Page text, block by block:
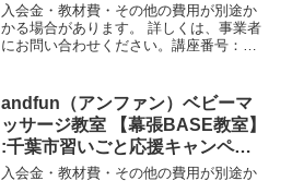
入会金・教材費・その他の費用が別途か
かる場合があります。 詳しくは、事業者
にお問い合わせください。講座番号：
2022/03/31定期試験の為、定...
andfun（アンファン）ベビーマ
ッサージ教室 【幕張BASE教室】
:千葉市習いごと応援キャンペー
ン
入会金・教材費・その他の費用が別途か